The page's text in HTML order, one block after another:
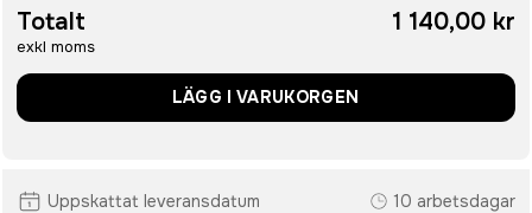
Totalt
exkl moms
1 140,00 kr
LÄGG I VARUKORGEN
Uppskattat leveransdatum 10 arbetsdagar